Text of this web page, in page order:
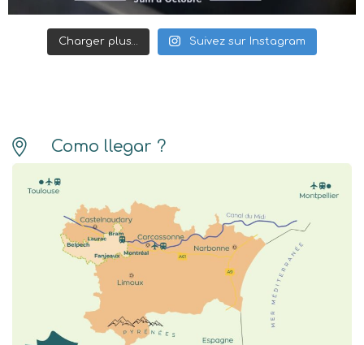
Charger plus… Suivez sur Instagram
Como llegar ?